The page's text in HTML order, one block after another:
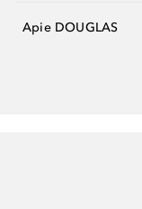
Apie DOUGLAS